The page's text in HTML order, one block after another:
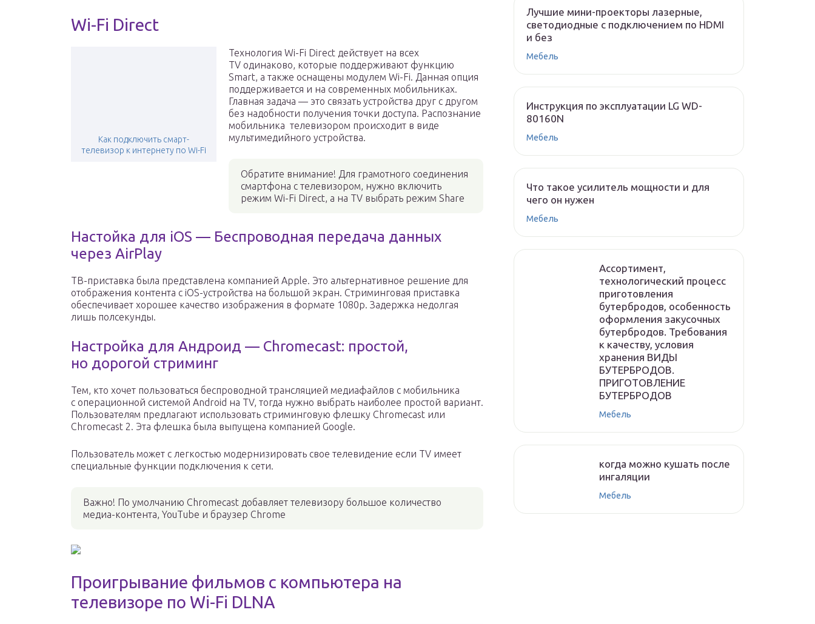
Wi-Fi Direct
Как подключить смарт-
телевизор к интернету по Wi-Fi
Технология Wi-Fi Direct действует на всех
TV одинаково, которые поддерживают функцию
Smart, а также оснащены модулем Wi-Fi. Данная опция
поддерживается и на современных мобильниках.
Главная задача — это связать устройства друг с другом
без надобности получения точки доступа. Распознание
мобильника телевизором происходит в виде
мультимедийного устройства.
Обратите внимание! Для грамотного соединения
смартфона с телевизором, нужно включить
режим Wi-Fi Direct, а на TV выбрать режим Share
Настойка для iOS — Беспроводная передача данных
через AirPlay
ТВ-приставка была представлена компанией Apple. Это альтернативное решение для
отображения контента с iOS-устройства на большой экран. Стриминговая приставка
обеспечивает хорошее качество изображения в формате 1080р. Задержка недолгая
лишь полсекунды.
Настройка для Андроид — Chromecast: простой,
но дорогой стриминг
Тем, кто хочет пользоваться беспроводной трансляцией медиафайлов с мобильника
с операционной системой Android на TV, тогда нужно выбрать наиболее простой вариант.
Пользователям предлагают использовать стриминговую флешку Chromecast или
Chromecast 2. Эта флешка была выпущена компанией Google.
Пользователь может с легкостью модернизировать свое телевидение если TV имеет
специальные функции подключения к сети.
Важно! По умолчанию Chromecast добавляет телевизору большое количество
медиа-контента, YouTube и браузер Chrome
Проигрывание фильмов с компьютера на
телевизоре по Wi-Fi DLNA
Лучшие мини-проекторы лазерные,
светодиодные с подключением по HDMI
и без
Мебель
Инструкция по эксплуатации LG WD-
80160N
Мебель
Что такое усилитель мощности и для
чего он нужен
Мебель
Ассортимент,
технологический процесс
приготовления
бутербродов, особенность
оформления закусочных
бутербродов. Требования
к качеству, условия
хранения ВИДЫ
БУТЕРБРОДОВ.
ПРИГОТОВЛЕНИЕ
БУТЕРБРОДОВ
Мебель
когда можно кушать после
ингаляции
Мебель